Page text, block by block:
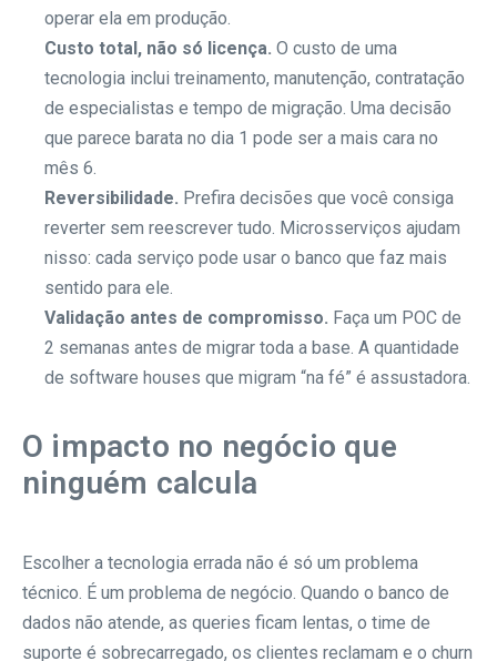
operar ela em produção.
Custo total, não só licença. O custo de uma
tecnologia inclui treinamento, manutenção, contratação
de especialistas e tempo de migração. Uma decisão
que parece barata no dia 1 pode ser a mais cara no
mês 6.
Reversibilidade. Prefira decisões que você consiga
reverter sem reescrever tudo. Microsserviços ajudam
nisso: cada serviço pode usar o banco que faz mais
sentido para ele.
Validação antes de compromisso. Faça um POC de
2 semanas antes de migrar toda a base. A quantidade
de software houses que migram “na fé” é assustadora.
O impacto no negócio que
ninguém calcula
Escolher a tecnologia errada não é só um problema
técnico. É um problema de negócio. Quando o banco de
dados não atende, as queries ficam lentas, o time de
suporte é sobrecarregado, os clientes reclamam e o churn